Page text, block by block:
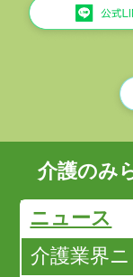
介護のみ
ニュース
介護業界